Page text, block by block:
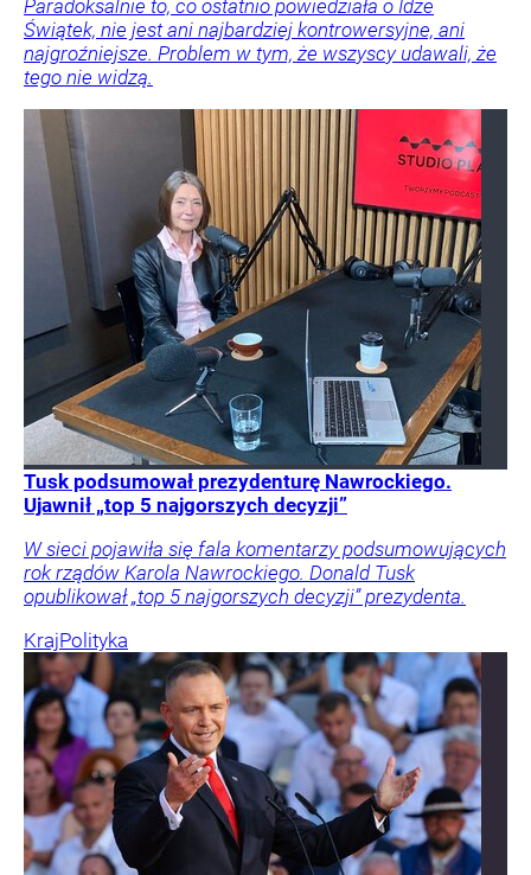
Paradoksalnie to, co ostatnio powiedziała o Idze
Świątek, nie jest ani najbardziej kontrowersyjne, ani
najgroźniejsze. Problem w tym, że wszyscy udawali, że
tego nie widzą.
Tusk podsumował prezydenturę Nawrockiego.
Ujawnił „top 5 najgorszych decyzji”
W sieci pojawiła się fala komentarzy podsumowujących
rok rządów Karola Nawrockiego. Donald Tusk
opublikował „top 5 najgorszych decyzji” prezydenta.
KrajPolityka